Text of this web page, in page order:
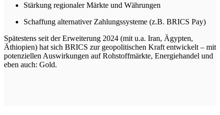
Stärkung regionaler Märkte und Währungen
Schaffung alternativer Zahlungssysteme (z.B. BRICS Pay)
Spätestens seit der Erweiterung 2024 (mit u.a. Iran, Ägypten,
Äthiopien) hat sich BRICS zur geopolitischen Kraft entwickelt – mit
potenziellen Auswirkungen auf Rohstoffmärkte, Energiehandel und
eben auch: Gold.